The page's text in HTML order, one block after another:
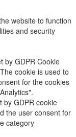
website to function
and security
by GDPR Cookie
cookie is used to
for the cookies
by GDPR cookie
the user consent for
category